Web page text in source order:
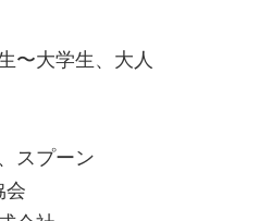
〜大学生、大人
スプーン
会